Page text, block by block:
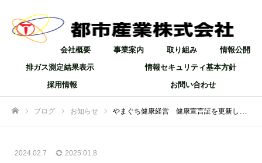
会社概要 事業案内 取り組み
情報公開
排ガス測定結果表示
情報セキュリティ基本方針
採用情報
お問い合わせ
ブログ お知らせ やまぐち健康経営 健康宣言証を更新しました
2024.02.7 2025.01.8